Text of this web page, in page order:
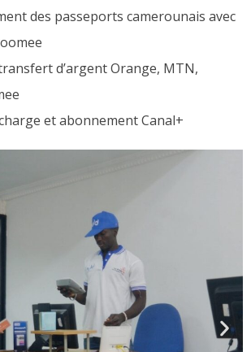
des passeports camerounais avec
d’argent Orange, MTN,
et abonnement Canal+